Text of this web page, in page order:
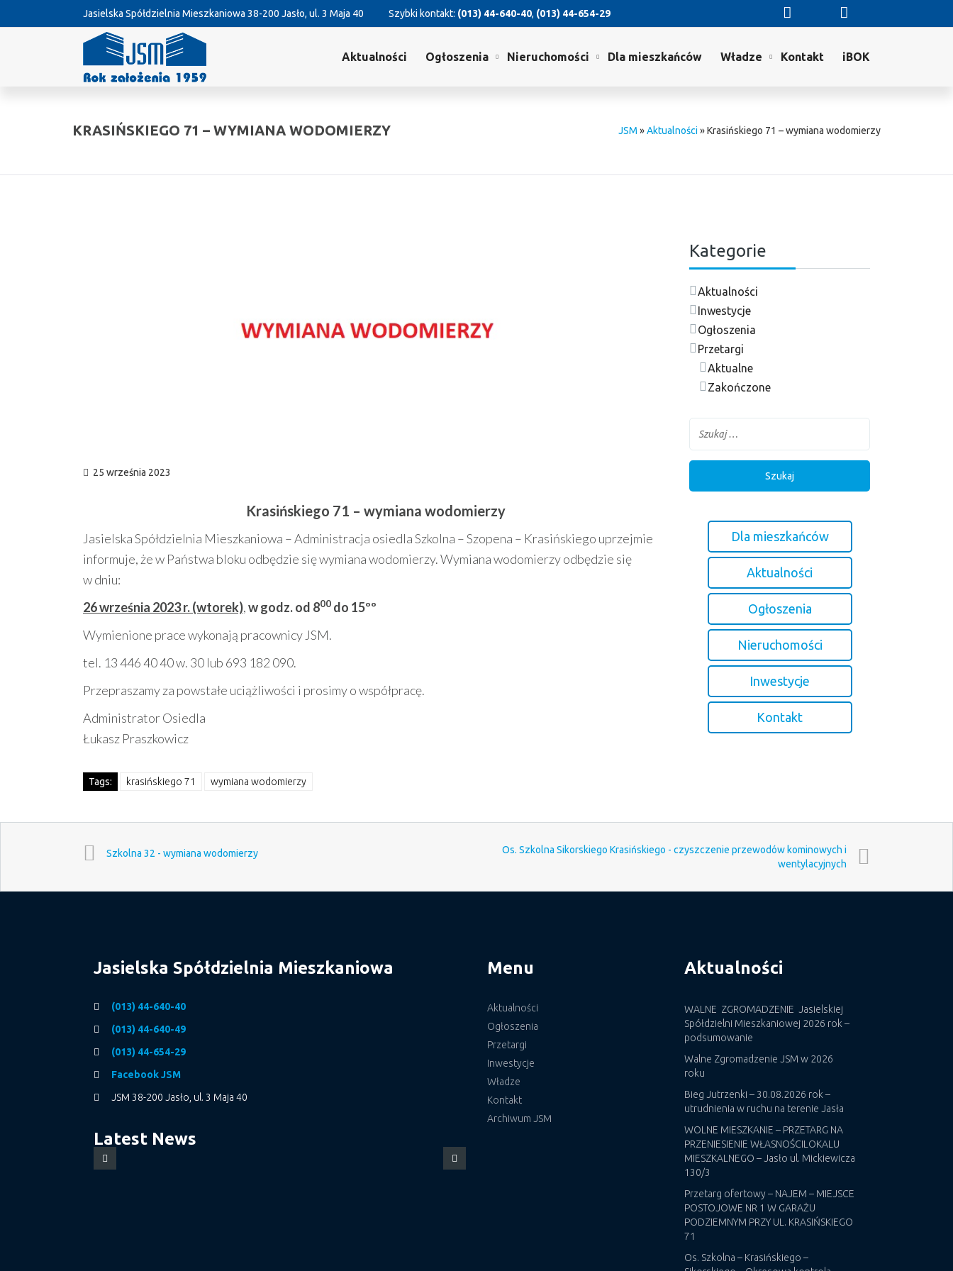
Jasielska Spółdzielnia Mieszkaniowa 38-200 Jasło, ul. 3 Maja 40 Szybki kontakt: (013) 44-640-40, (013) 44-654-29
Aktualności Ogłoszenia Nieruchomości Dla mieszkańców Władze Kontakt iBOK
KRASIŃSKIEGO 71 – WYMIANA WODOMIERZY JSM »Aktualności»Krasińskiego 71 – wymiana wodomierzy
25 września 2023
Krasińskiego 71 – wymiana wodomierzy
Jasielska Spółdzielnia Mieszkaniowa – Administracja osiedla Szkolna – Szopena – Krasińskiego uprzejmie
informuje, że w Państwa bloku odbędzie się wymiana wodomierzy. Wymiana wodomierzy odbędzie się
w dniu:
26 września 2023 r. (wtorek),w godz. od 800 do 15ºº
Wymienione prace wykonają pracownicy JSM.
tel. 13 446 40 40 w. 30 lub 693 182 090.
Przepraszamy za powstałe uciążliwości i prosimy o współpracę.
Administrator Osiedla
Łukasz Praszkowicz
Tags: krasińskiego 71 wymiana wodomierzy
Kategorie
Aktualności
Inwestycje
Ogłoszenia
Przetargi
Aktualne
Zakończone
Dla mieszkańców
Aktualności
Ogłoszenia
Nieruchomości
Inwestycje
Kontakt
Szkolna 32 - wymiana wodomierzy
Os. Szkolna Sikorskiego Krasińskiego - czyszczenie przewodów kominowych i
wentylacyjnych
Jasielska Spółdzielnia Mieszkaniowa
(013) 44-640-40
(013) 44-640-49
(013) 44-654-29
Facebook JSM
JSM 38-200 Jasło, ul. 3 Maja 40
Latest News
Menu
Aktualności
Ogłoszenia
Przetargi
Inwestycje
Władze
Kontakt
Archiwum JSM
Aktualności
WALNE ZGROMADZENIE Jasielskiej
Spółdzielni Mieszkaniowej 2026 rok –
podsumowanie
Walne Zgromadzenie JSM w 2026
roku
Bieg Jutrzenki – 30.08.2026 rok –
utrudnienia w ruchu na terenie Jasła
WOLNE MIESZKANIE – PRZETARG NA
PRZENIESIENIE WŁASNOŚCILOKALU
MIESZKALNEGO – Jasło ul. Mickiewicza
130/3
Przetarg ofertowy – NAJEM – MIEJSCE
POSTOJOWE NR 1 W GARAŻU
PODZIEMNYM PRZY UL. KRASIŃSKIEGO
71
Os. Szkolna – Krasińskiego –